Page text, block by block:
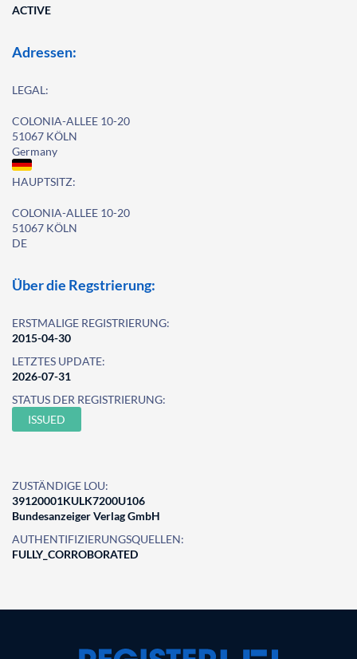
ACTIVE
Adressen:
LEGAL:
COLONIA-ALLEE 10-20
51067 KÖLN
Germany
HAUPTSITZ:
COLONIA-ALLEE 10-20
51067 KÖLN
DE
Über die Regstrierung:
ERSTMALIGE REGISTRIERUNG:
2015-04-30
LETZTES UPDATE:
2026-07-31
STATUS DER REGISTRIERUNG:
ISSUED
ZUSTÄNDIGE LOU:
39120001KULK7200U106
Bundesanzeiger Verlag GmbH
AUTHENTIFIZIERUNGSQUELLEN:
FULLY_CORROBORATED